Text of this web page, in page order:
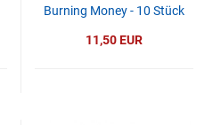
Burning Money - 10 Stück
11,50 EUR